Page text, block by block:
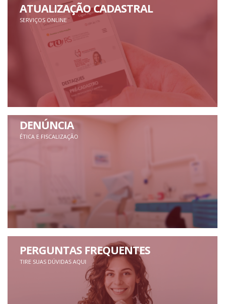
ATUALIZAÇÃO CADASTRAL
SERVIÇOS ONLINE
DENÚNCIA
ÉTICA E FISCALIZAÇÃO
PERGUNTAS FREQUENTES
TIRE SUAS DÚVIDAS AQUI